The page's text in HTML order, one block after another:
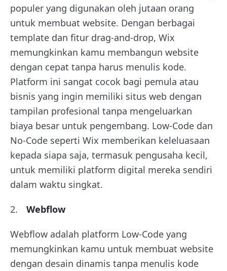
populer yang digunakan oleh jutaan orang
untuk membuat website. Dengan berbagai
template dan fitur drag-and-drop, Wix
memungkinkan kamu membangun website
dengan cepat tanpa harus menulis kode.
Platform ini sangat cocok bagi pemula atau
bisnis yang ingin memiliki situs web dengan
tampilan profesional tanpa mengeluarkan
biaya besar untuk pengembang. Low-Code dan
No-Code seperti Wix memberikan keleluasaan
kepada siapa saja, termasuk pengusaha kecil,
untuk memiliki platform digital mereka sendiri
dalam waktu singkat.
Webflow
Webflow adalah platform Low-Code yang
memungkinkan kamu untuk membuat website
dengan desain dinamis tanpa menulis kode